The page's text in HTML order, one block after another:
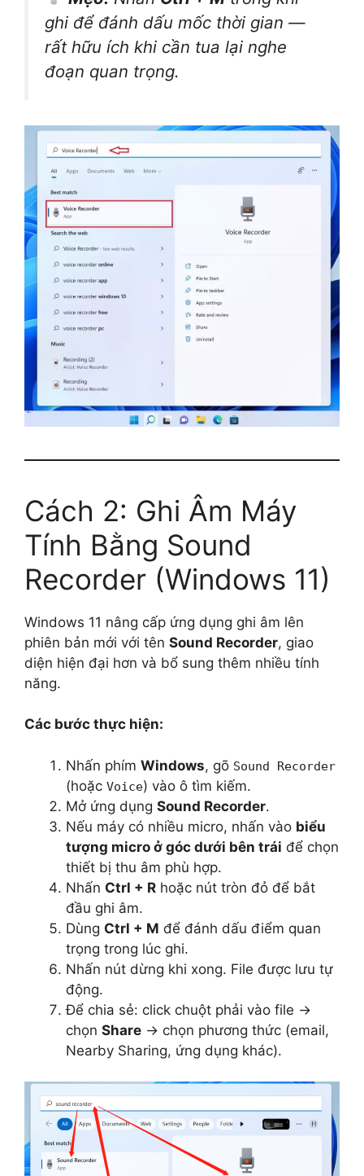
ghi để đánh dấu mốc thời gian —
rất hữu ích khi cần tua lại nghe
đoạn quan trọng.
Cách 2: Ghi Âm Máy
Tính Bằng Sound
Recorder (Windows 11)
Windows 11 nâng cấp ứng dụng ghi âm lên
phiên bản mới với tên Sound Recorder, giao
diện hiện đại hơn và bổ sung thêm nhiều tính
năng.
Các bước thực hiện:
Nhấn phím Windows, gõ Sound Recorder
(hoặc Voice) vào ô tìm kiếm.
Mở ứng dụng Sound Recorder.
Nếu máy có nhiều micro, nhấn vào biểu
tượng micro ở góc dưới bên trái để chọn
thiết bị thu âm phù hợp.
Nhấn Ctrl + R hoặc nút tròn đỏ để bắt
đầu ghi âm.
Dùng Ctrl + M để đánh dấu điểm quan
trọng trong lúc ghi.
Nhấn nút dừng khi xong. File được lưu tự
động.
Để chia sẻ: click chuột phải vào file →
chọn Share → chọn phương thức (email,
Nearby Sharing, ứng dụng khác).